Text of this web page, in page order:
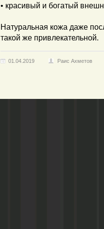
• красивый и богатый
Натуральная кожа даже
такой же привлекательной.
01.04.2019 Раис Ахметов